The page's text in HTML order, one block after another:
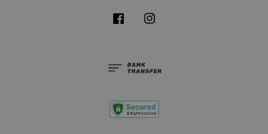
Facebook